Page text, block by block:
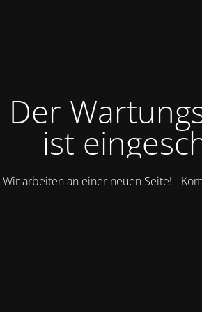
Der
ist
Wir arbeiten an einer neuen Seite! -